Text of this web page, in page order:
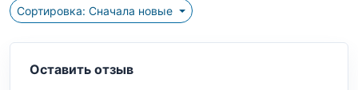
Сортировка: Сначала новые
Оставить отзыв